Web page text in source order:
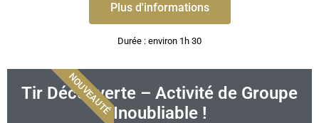
Plus d'informations
Durée : environ 1h 30
NOUVEAUTÉ
Tir Découverte – Activité de Groupe
Inoubliable !